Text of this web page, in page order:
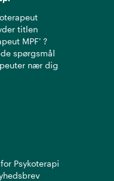
titlen
MPF' ?
spørgsmål
nær dig
Psykoterapi